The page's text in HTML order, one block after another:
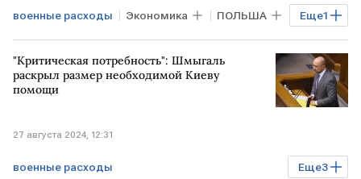
Еще1
военные расходы Экономика ПОЛЬША
ВВП
"Критическая потребность": Шмыгаль
раскрыл размер необходимой Киеву
помощи
27 августа 2024, 12:31
Еще3
военные расходы